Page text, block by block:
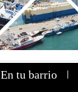
En tu barrio